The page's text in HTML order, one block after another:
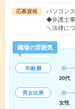
応募資格
パソコン
◆弁護士
＼法律に
職場の雰囲気
年齢層
20代
男女比率
女性